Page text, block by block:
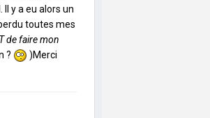
y a eu alors un
toutes mes
de faire mon
?
)Merci